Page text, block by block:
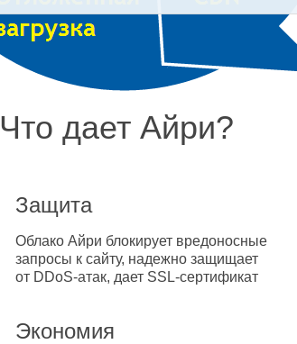
Что дает Айри?
Защита
Облако Айри блокирует вредоносные
запросы к сайту, надежно защищает
от DDoS-атак, дает SSL-сертификат
Экономия